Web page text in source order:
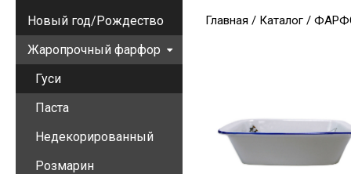
Главная / Каталог /
Новый год/Рождество
Жаропрочный фарфор
Гуси
Паста
Недекорированный
Розмарин